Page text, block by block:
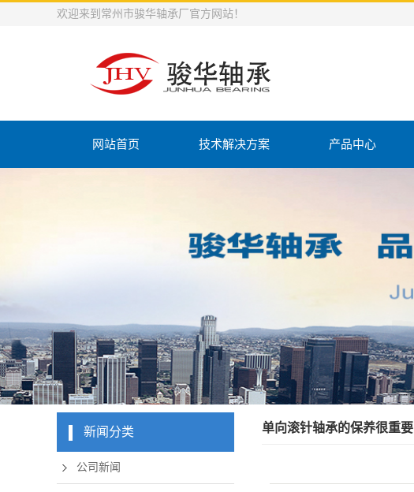
欢迎来到常州市骏华轴承厂官方网站！
网站首页 技术解决方案 产品中心
平面推力滚针轴承
冲压外圈滚针轴承
冲压外圈单向轴承
实体套圈滚针轴承
内圈
锲块式 单项轴承
曲线滚轮轴承
新闻分类
公司新闻
单向滚针轴承的保养很重要